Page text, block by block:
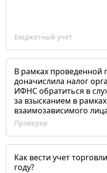
Бюджетный учет
В рамках
доначислила налог
ИФНС обратиться в
за взысканием в
взаимозависимого
Проверки
Как вести учет
году?